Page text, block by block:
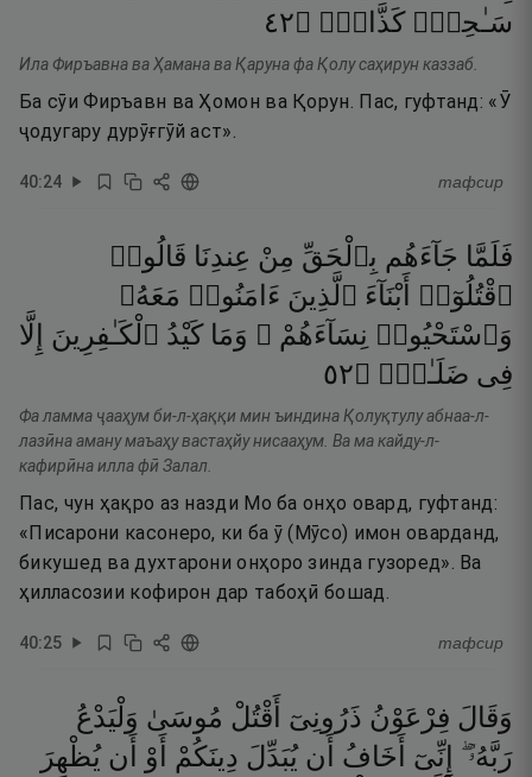
سَـٰحِرٌۭ كَذَّابٌۭ ۝٢٤
Ила Фиръавна ва Ҳамана ва Қаруна фа Қолу саҳирун каззаб.
Ба сӯи Фиръавн ва Ҳомон ва Қорун. Пас, гуфтанд: «Ӯ
ҷодугару дурӯғгӯй аст».
40:24 тафсир
فَلَمَّا جَآءَهُم بِٱلْحَقِّ مِنْ عِندِنَا قَالُوا۟
ٱقْتُلُوٓا۟ أَبْنَآءَ ٱلَّذِينَ ءَامَنُوا۟ مَعَهُۥ
وَٱسْتَحْيُوا۟ نِسَآءَهُمْ ۚ وَمَا كَيْدُ ٱلْكَـٰفِرِينَ
إِلَّا
فِى ضَلَـٰلٍۢ ۝٢٥
Фа ламма ҷааҳум би-л-ҳаққи мин ъиндина Қолуқтулу абнаа-л-
лазӣна аману маъаҳу вастаҳйу нисааҳум. Ва ма кайду-л-
кафирӣна илла фӣ Залал.
Пас, чун ҳақро аз назди Мо ба онҳо овард, гуфтанд:
«Писарони касонеро, ки ба ӯ (Мӯсо) имон оварданд,
бикушед ва духтарони онҳоро зинда гузоред». Ва
ҳилласозии кофирон дар табоҳӣ бошад.
40:25 тафсир
وَقَالَ فِرْعَوْنُ ذَرُونِىٓ أَقْتُلْ مُوسَىٰ وَلْيَدْعُ
رَبَّهُۥٓ ۖ إِنِّىٓ أَخَافُ أَن يُبَدِّلَ دِينَكُمْ أَوْ أَن يُظْهِرَ